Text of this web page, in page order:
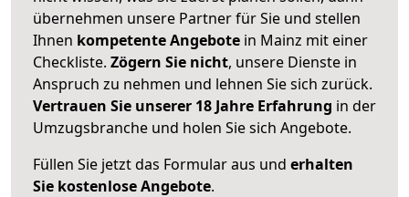
übernehmen unsere Partner für Sie und stellen
Ihnen kompetente Angebote in Mainz mit einer
Checkliste. Zögern Sie nicht, unsere Dienste in
Anspruch zu nehmen und lehnen Sie sich zurück.
Vertrauen Sie unserer 18 Jahre Erfahrung in der
Umzugsbranche und holen Sie sich Angebote.
Füllen Sie jetzt das Formular aus und erhalten
Sie kostenlose Angebote.